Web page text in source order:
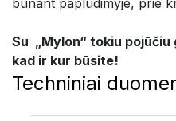
būnant paplūdimyje, prie
Su „MyIon“ tokiu
kad ir kur būsite!
Techniniai